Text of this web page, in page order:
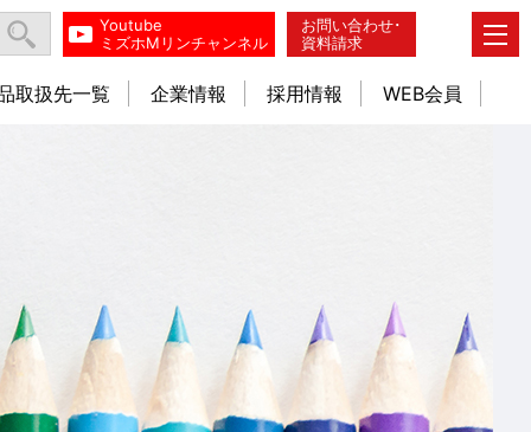
お問い合わせ･
資料請求
Youtube
ミズホMリンチャンネル
取扱先一覧 企業情報 採用情報 WEB会員